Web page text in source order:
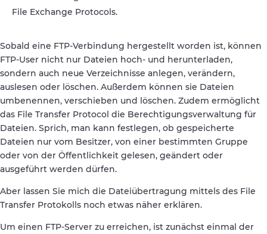
File Exchange Protocols.
Sobald eine FTP-Verbindung hergestellt worden ist, können
FTP-User nicht nur Dateien hoch- und herunterladen,
sondern auch neue Verzeichnisse anlegen, verändern,
auslesen oder löschen. Außerdem können sie Dateien
umbenennen, verschieben und löschen. Zudem ermöglicht
das File Transfer Protocol die Berechtigungsverwaltung für
Dateien. Sprich, man kann festlegen, ob gespeicherte
Dateien nur vom Besitzer, von einer bestimmten Gruppe
oder von der Öffentlichkeit gelesen, geändert oder
ausgeführt werden dürfen.
Aber lassen Sie mich die Dateiübertragung mittels des File
Transfer Protokolls noch etwas näher erklären.
Um einen FTP-Server zu erreichen, ist zunächst einmal der